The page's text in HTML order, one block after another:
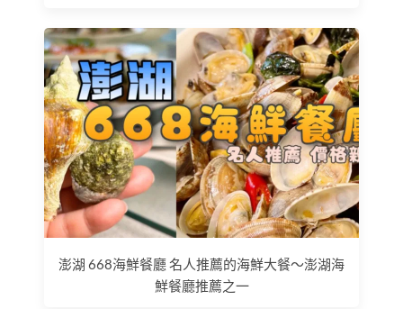
澎湖 668海鮮餐廳 名人推薦的海鮮大餐～澎湖海
鮮餐廳推薦之一